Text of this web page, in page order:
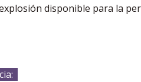
disponible para la